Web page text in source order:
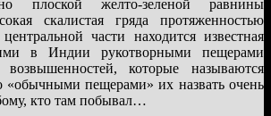
плоской желто-зеленой равнины
скалистая гряда протяженностью
части находится известная
в Индии рукотворными пещерами
которые называются
«обычными пещерами» их назвать очень
кто там побывал…